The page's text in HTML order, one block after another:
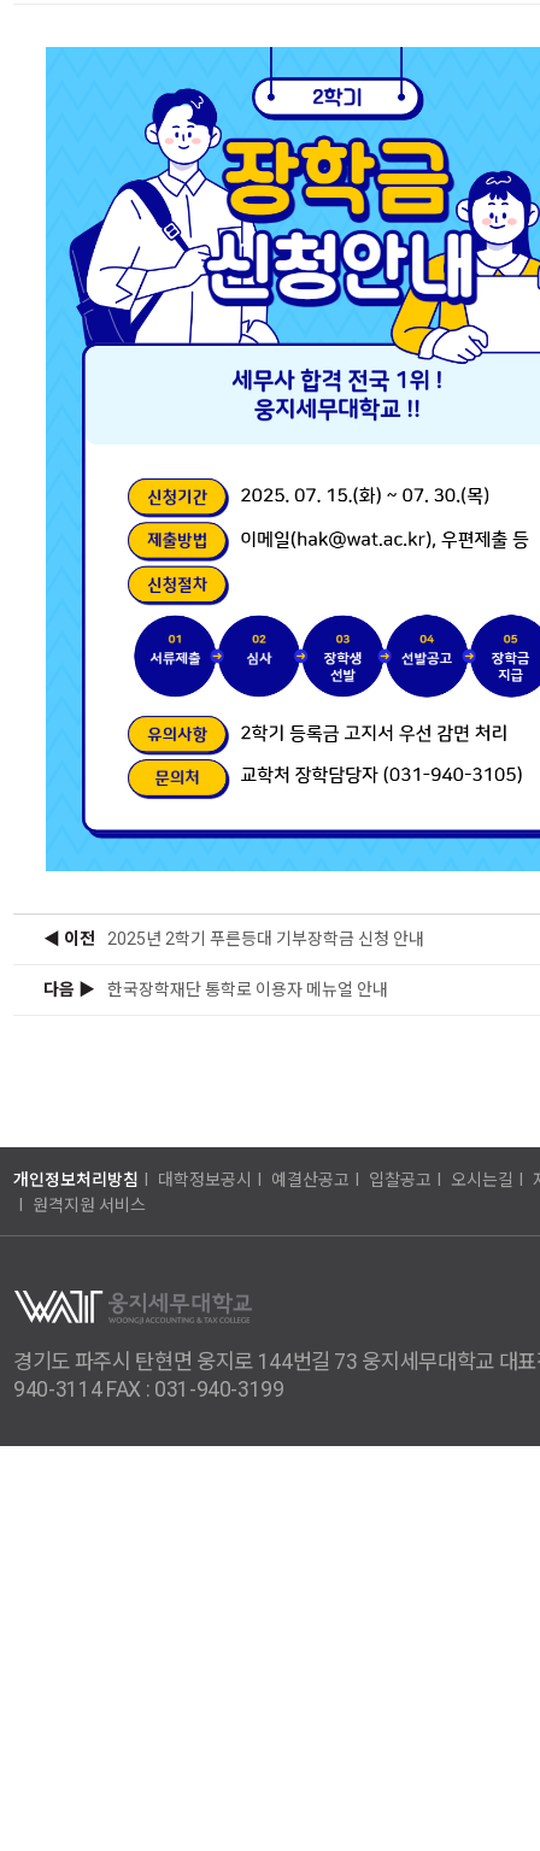
◀ 이전 2025년 2학기 푸른등대 기부장학금 신청 안내
다음 ▶ 한국장학재단 통학로 이용자 메뉴얼 안내
개인정보처리방침 I 대학정보공시 I 예결산공고 I 입찰공고 I 오시는길 I
원격지원 서비스
경기도 파주시 탄현면 웅지로 144번길 73 웅지세무대학교 대
940-3114 FAX : 031-940-3199